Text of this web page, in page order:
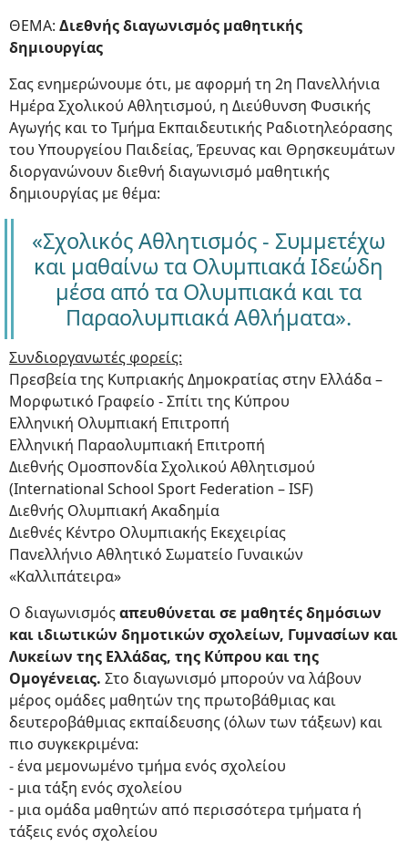
ΘΕΜΑ: Διεθνής διαγωνισμός μαθητικής
δημιουργίας
Σας ενημερώνουμε ότι, με αφορμή τη 2η Πανελλήνια
Ημέρα Σχολικού Αθλητισμού, η Διεύθυνση Φυσικής
Αγωγής και το Τμήμα Εκπαιδευτικής Ραδιοτηλεόρασης
του Υπουργείου Παιδείας, Έρευνας και Θρησκευμάτων
διοργανώνουν διεθνή διαγωνισμό μαθητικής
δημιουργίας με θέμα:
«Σχολικός Αθλητισμός - Συμμετέχω
και μαθαίνω τα Ολυμπιακά Ιδεώδη
μέσα από τα Ολυμπιακά και τα
Παραολυμπιακά Αθλήματα».
Συνδιοργανωτές φορείς:
Πρεσβεία της Κυπριακής Δημοκρατίας στην Ελλάδα –
Μορφωτικό Γραφείο - Σπίτι της Κύπρου
Ελληνική Ολυμπιακή Επιτροπή
Ελληνική Παραολυμπιακή Επιτροπή
Διεθνής Ομοσπονδία Σχολικού Αθλητισμού
(International School Sport Federation – ISF)
Διεθνής Ολυμπιακή Ακαδημία
Διεθνές Κέντρο Ολυμπιακής Εκεχειρίας
Πανελλήνιο Αθλητικό Σωματείο Γυναικών
«Καλλιπάτειρα»
Ο διαγωνισμόςαπευθύνεται σε μαθητές δημόσιων
και ιδιωτικών δημοτικών σχολείων, Γυμνασίων και
Λυκείων της Ελλάδας, της Κύπρου και της
Ομογένειας. Στο διαγωνισμό μπορούν να λάβουν
μέρος ομάδες μαθητών της πρωτοβάθμιας και
δευτεροβάθμιας εκπαίδευσης (όλων των τάξεων) και
πιο συγκεκριμένα:
- ένα μεμονωμένο τμήμα ενός σχολείου
- μια τάξη ενός σχολείου
- μια ομάδα μαθητών από περισσότερα τμήματα ή
τάξεις ενός σχολείου